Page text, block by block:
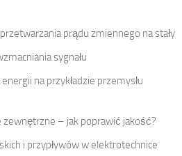
prądu zmiennego na stały
sygnału
na przykładzie przemysłu
– jak poprawić jakość?
i przypływów w elektrotechnice